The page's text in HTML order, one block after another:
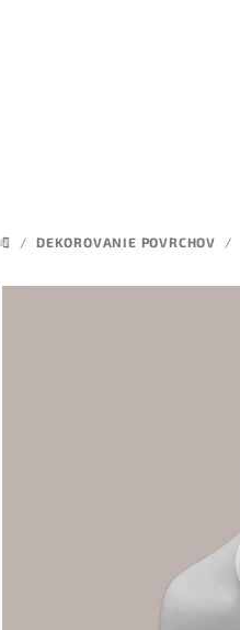
DOMOV
/ DEKOROVANIE POVRCHOV /